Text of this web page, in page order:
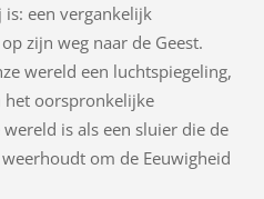
een vergankelijk
zijn weg naar de Geest.
wereld een luchtspiegeling,
het oorspronkelijke
is als een sluier die de
om de Eeuwigheid